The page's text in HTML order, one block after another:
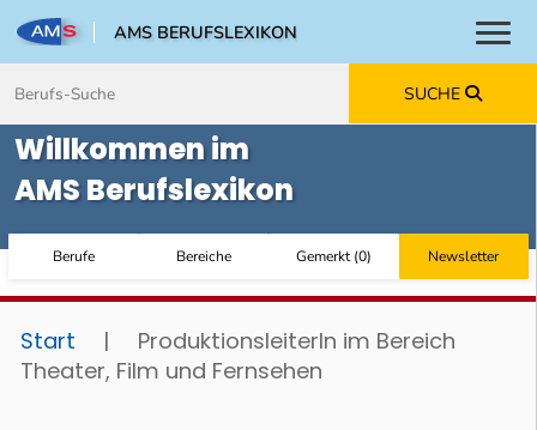
AMS BERUFSLEXIKON
SUCHE
Willkommen im
AMS Berufslexikon
Berufe Bereiche Gemerkt(0) Newsletter
Start |
ProduktionsleiterIn im Bereich
Theater, Film und Fernsehen